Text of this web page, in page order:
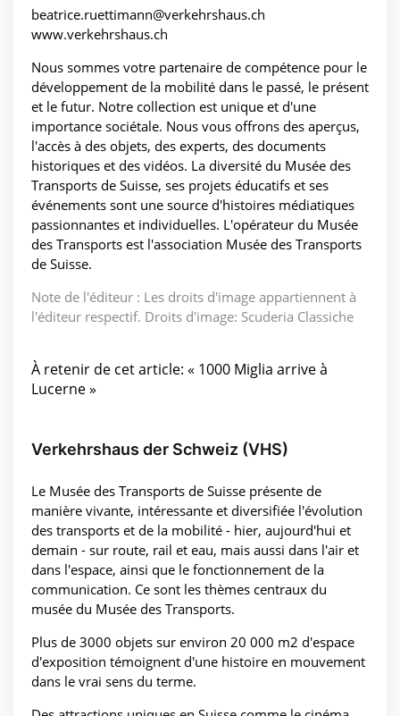
beatrice.ruettimann@verkehrshaus.ch
www.verkehrshaus.ch
Nous sommes votre partenaire de compétence pour le
développement de la mobilité dans le passé, le présent
et le futur. Notre collection est unique et d'une
importance sociétale. Nous vous offrons des aperçus,
l'accès à des objets, des experts, des documents
historiques et des vidéos. La diversité du Musée des
Transports de Suisse, ses projets éducatifs et ses
événements sont une source d'histoires médiatiques
passionnantes et individuelles. L'opérateur du Musée
des Transports est l'association Musée des Transports
de Suisse.
Note de l'éditeur : Les droits d'image appartiennent à
l'éditeur respectif. Droits d'image: Scuderia Classiche
À retenir de cet article: « 1000 Miglia arrive à
Lucerne »
Verkehrshaus der Schweiz (VHS)
Le Musée des Transports de Suisse présente de
manière vivante, intéressante et diversifiée l'évolution
des transports et de la mobilité - hier, aujourd'hui et
demain - sur route, rail et eau, mais aussi dans l'air et
dans l'espace, ainsi que le fonctionnement de la
communication. Ce sont les thèmes centraux du
musée du Musée des Transports.
Plus de 3000 objets sur environ 20 000 m2 d'espace
d'exposition témoignent d'une histoire en mouvement
dans le vrai sens du terme.